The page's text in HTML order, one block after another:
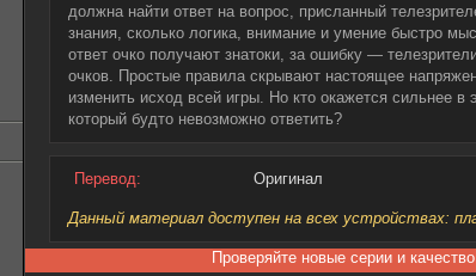
должна найти ответ на вопрос, присланный
знания, сколько логика, внимание и умение быстро
ответ очко получают знатоки, за ошибку —
очков. Простые правила скрывают настоящее
изменить исход всей игры. Но кто окажется сильнее в
который будто невозможно ответить?
Перевод: Оригинал
Данный материал доступен на всех устройствах:
Проверяйте новые серии и